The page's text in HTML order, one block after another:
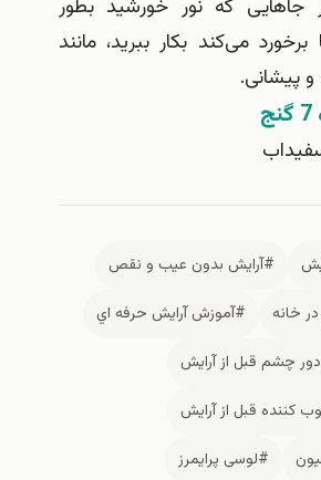
جاهایی که نور خورشید بطور
می‌کند بکار ببرید، مانند
و پیشانی.
#آرايش بدون عيب و نقص
خانه
#آموزش آرايش حرفه اي
چشم قبل از آرايش
كننده قبل از آرايش
#لوسی پرایمرز